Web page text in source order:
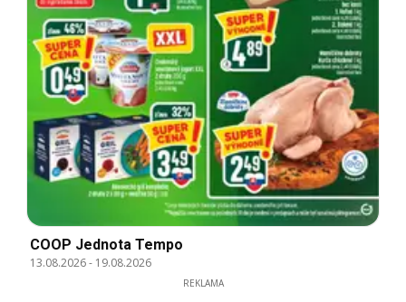
COOP Jednota Tempo
13.08.2026- 19.08.2026
REKLAMA